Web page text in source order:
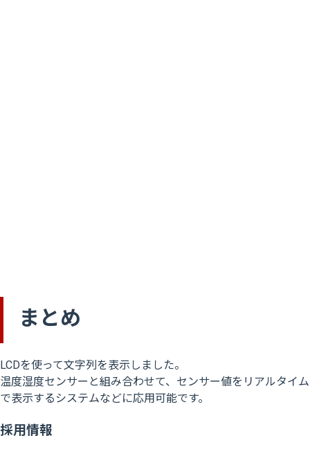
まとめ
LCDを使って文字列を表示しました。
温度湿度センサーと組み合わせて、センサー値をリアルタイム
で表示するシステムなどに応用可能です。
採用情報